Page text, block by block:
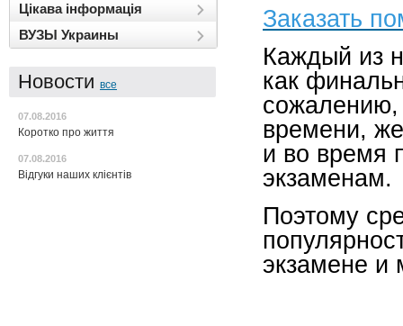
Цікава інформація
ВУЗЫ Украины
Новости все
07.08.2016
Коротко про життя
07.08.2016
Відгуки наших клієнтів
Заказать
Каждый из
как
сожалению,
времени,
и во время
экзаменам.
Поэтому
экзамене и